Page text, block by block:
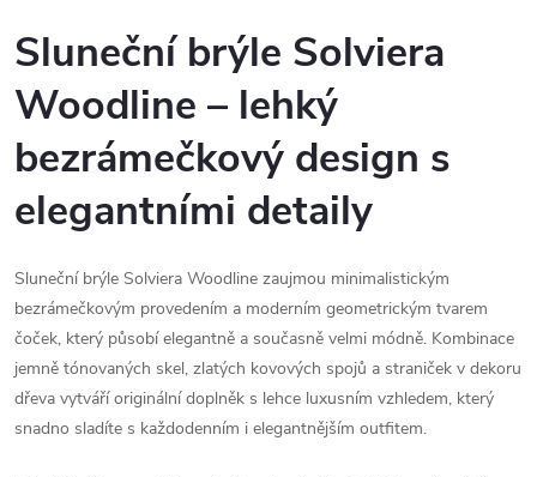
Sluneční brýle Solviera
Woodline – lehký
bezrámečkový design s
elegantními detaily
Sluneční brýle Solviera Woodline zaujmou minimalistickým
bezrámečkovým provedením a moderním geometrickým tvarem
čoček, který působí elegantně a současně velmi módně. Kombinace
jemně tónovaných skel, zlatých kovových spojů a straniček v dekoru
dřeva vytváří originální doplněk s lehce luxusním vzhledem, který
snadno sladíte s každodenním i elegantnějším outfitem.